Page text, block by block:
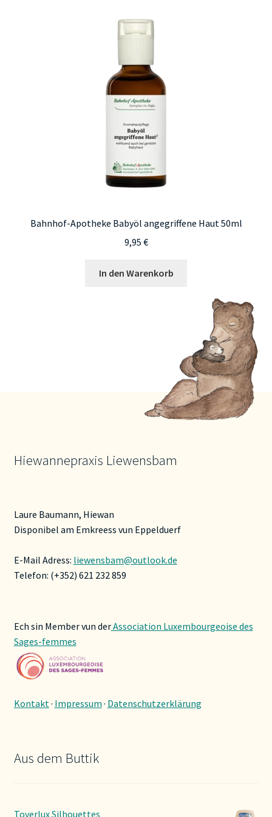
Bahnhof-Apotheke Babyöl angegriffene Haut 50ml
9,95 €
In den Warenkorb
Hiewannepraxis Liewensbam
Laure Baumann, Hiewan
Disponibel am Emkreess vun Eppelduerf
E-Mail Adress: liewensbam@outlook.de
Telefon: (+352) 621 232 859
Ech sin Member vun derAssociation Luxembourgeoise des
Sages-femmes
Kontakt · Impressum · Datenschutzerklärung
Aus dem Buttik
Toverlux Silhouettes